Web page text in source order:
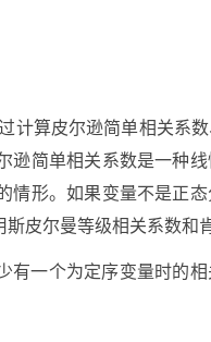
计算皮尔逊简单相关系数
逊简单相关系数是一种
情形。如果变量不是正
皮尔曼等级相关系数和
有一个为定序变量时的